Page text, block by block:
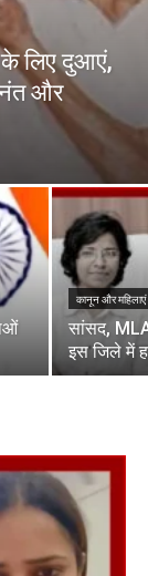
लिए दुआएं,
और
कानून और महिलाएं
सांसद,
इस जिले में